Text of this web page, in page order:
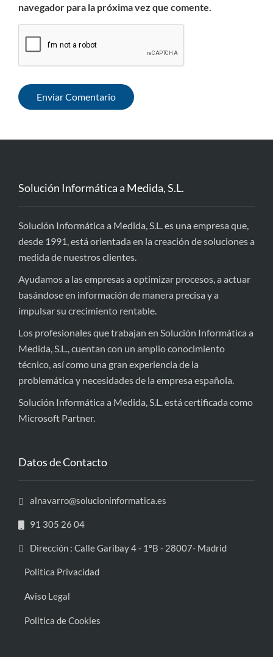
navegador para la próxima vez que comente.
Solución Informática a Medida, S.L.
Solución Informática a Medida, S.L. es una empresa que,
desde 1991, está orientada en la creación de soluciones a
medida de nuestros clientes.
Ayudamos a las empresas a optimizar procesos, a actuar
basándose en información de manera precisa y a
impulsar su crecimiento rentable.
Los profesionales que trabajan en Solución Informática a
Medida, S.L., cuentan con un amplio conocimiento
técnico, así como una gran experiencia de la
problemática y necesidades de la empresa española.
Solución Informática a Medida, S.L. está certificada como
Microsoft Partner.
Datos de Contacto
alnavarro@solucioninformatica.es
91 305 26 04
Dirección : Calle Garibay 4 - 1ºB - 28007- Madrid
Politica Privacidad
Aviso Legal
Politica de Cookies